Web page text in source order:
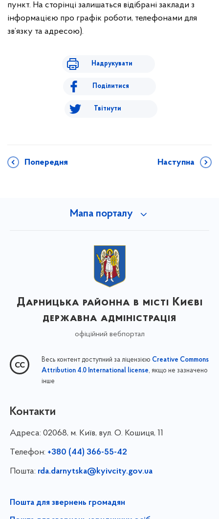
пункт. На сторінці залишаться відібрані заклади з
інформацією про графік роботи, телефонами для
зв’язку та адресою).
Надрукувати
Поділитися
Твітнути
Попередня Наступна
Мапа порталу
Дарницька районна в місті Києві
державна адміністрація
офіційний вебпортал
Весь контент доступний за ліцензією Creative Commons
Attribution 4.0 International license, якщо не зазначено
інше
Контакти
Адреса: 02068, м. Київ, вул. О. Кошиця, 11
Телефон: +380 (44) 366-55-42
Пошта: rda.darnytska@kyivcity.gov.ua
Пошта для звернень громадян